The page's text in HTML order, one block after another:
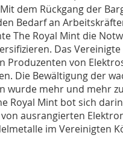
dem Rückgang der
Bedarf an
The Royal Mint die
Das
Produzenten von
Die Bewältigung der
wurde mehr und mehr
Royal Mint bot sich
ausrangierten
im Vereinigten